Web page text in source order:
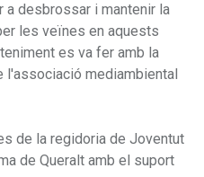
a desbrossar i mantenir la
les veïnes en aquests
es va fer amb la
l'associació mediambiental
de la regidoria de Joventut
de Queralt amb el suport